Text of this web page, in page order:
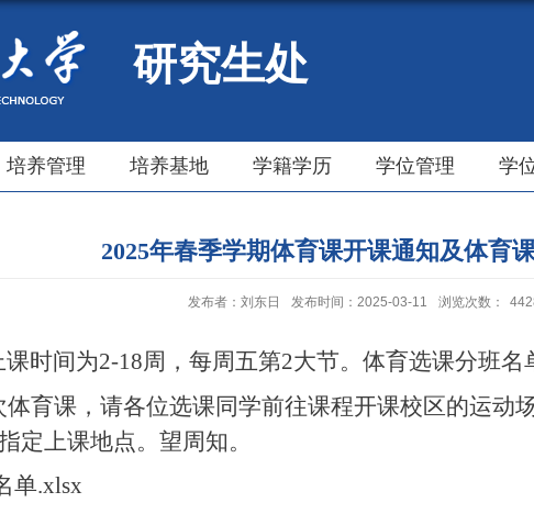
研究生处
培养管理 培养基地 学籍学历 学位管理 学
2025年春季学期体育课开课通知及体育
发布者：刘东日 发布时间：2025-03-11 浏览次数：
时间为2-18周，每周五第2大节。体育选课分班名
体育课，请各位选课同学前往课程开课校区的运
定上课地点。望周知。
单.xlsx